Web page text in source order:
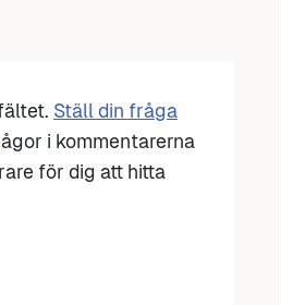
Ställ din fråga
i kommentarerna
för dig att hitta